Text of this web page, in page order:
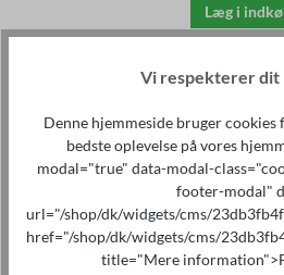
Læg i
3.890,00
Spænding
1-faset og
200 MS/s
Kanaler: 4
Areal,
Vi respekterer
Denne hjemmeside bruger cookies
bedste oplevelse på vores
modal="true" data-modal-
footer-modal"
url="/shop/dk/widgets/cms/
href="/shop/dk/widgets/cms/
title="Mere